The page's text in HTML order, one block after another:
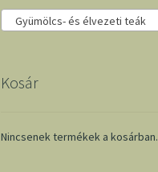
Gyümölcs- és élvezeti teák
Kosár
Nincsenek termékek a kosárban.